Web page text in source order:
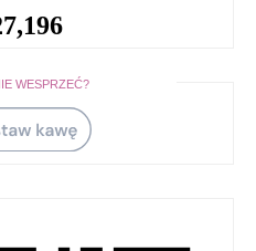
WESPRZEĆ?